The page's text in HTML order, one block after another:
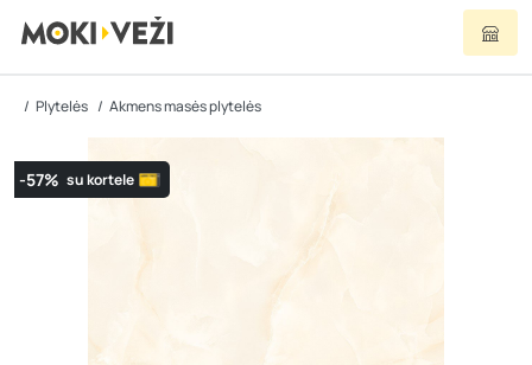
Plytelės Akmens masės plytelės
-57% su kortele